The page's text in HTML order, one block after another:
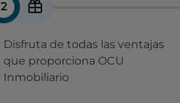
2
Disfruta de todas las ventajas
que proporciona OCU
Inmobiliario